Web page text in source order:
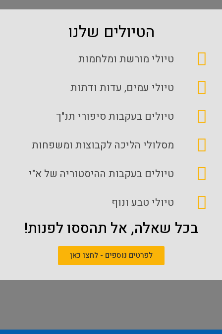
הטיולים שלנו
טיולי מורשת ומלחמות
טיולי עמים, עדות ודתות
טיולים בעקבות סיפורי תנ"ך
מסלולי הליכה לקבוצות ומשפחות
טיולים בעקבות ההיסטוריה של א"י
טיולי טבע ונוף
בכל שאלה, אל תהססו לפנות!
לפרטים נוספים - לחצו כאן